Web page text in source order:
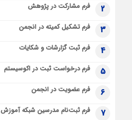
2 فرم مشارکت در پژوهش
3 فرم تشکیل کمیته در انجمن
4 فرم ثبت گزارشات و شکایات
5 فرم درخواست ثبت در اکوسیستم
6 فرم عضویت در انجمن
7 فرم ثبت‌نام مدرسین شبکه آموزش